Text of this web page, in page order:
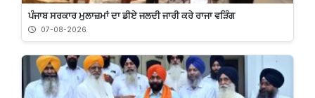
ਪੰਜਾਬ ਸਰਕਾਰ ਮੁਲਾਜ਼ਮਾਂ ਦਾ ਡੀਏ ਜਲਦੀ ਜਾਰੀ ਕਰੇ ਰਾਜਾ ਵੜਿੰਗ
07-08-2026